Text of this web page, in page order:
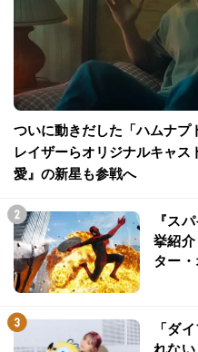
ついに動きだした「ハムナプ
レイザーらオリジナルキャス
愛』の新星も参戦へ
『ス
挙紹
ター
「ダ
れない